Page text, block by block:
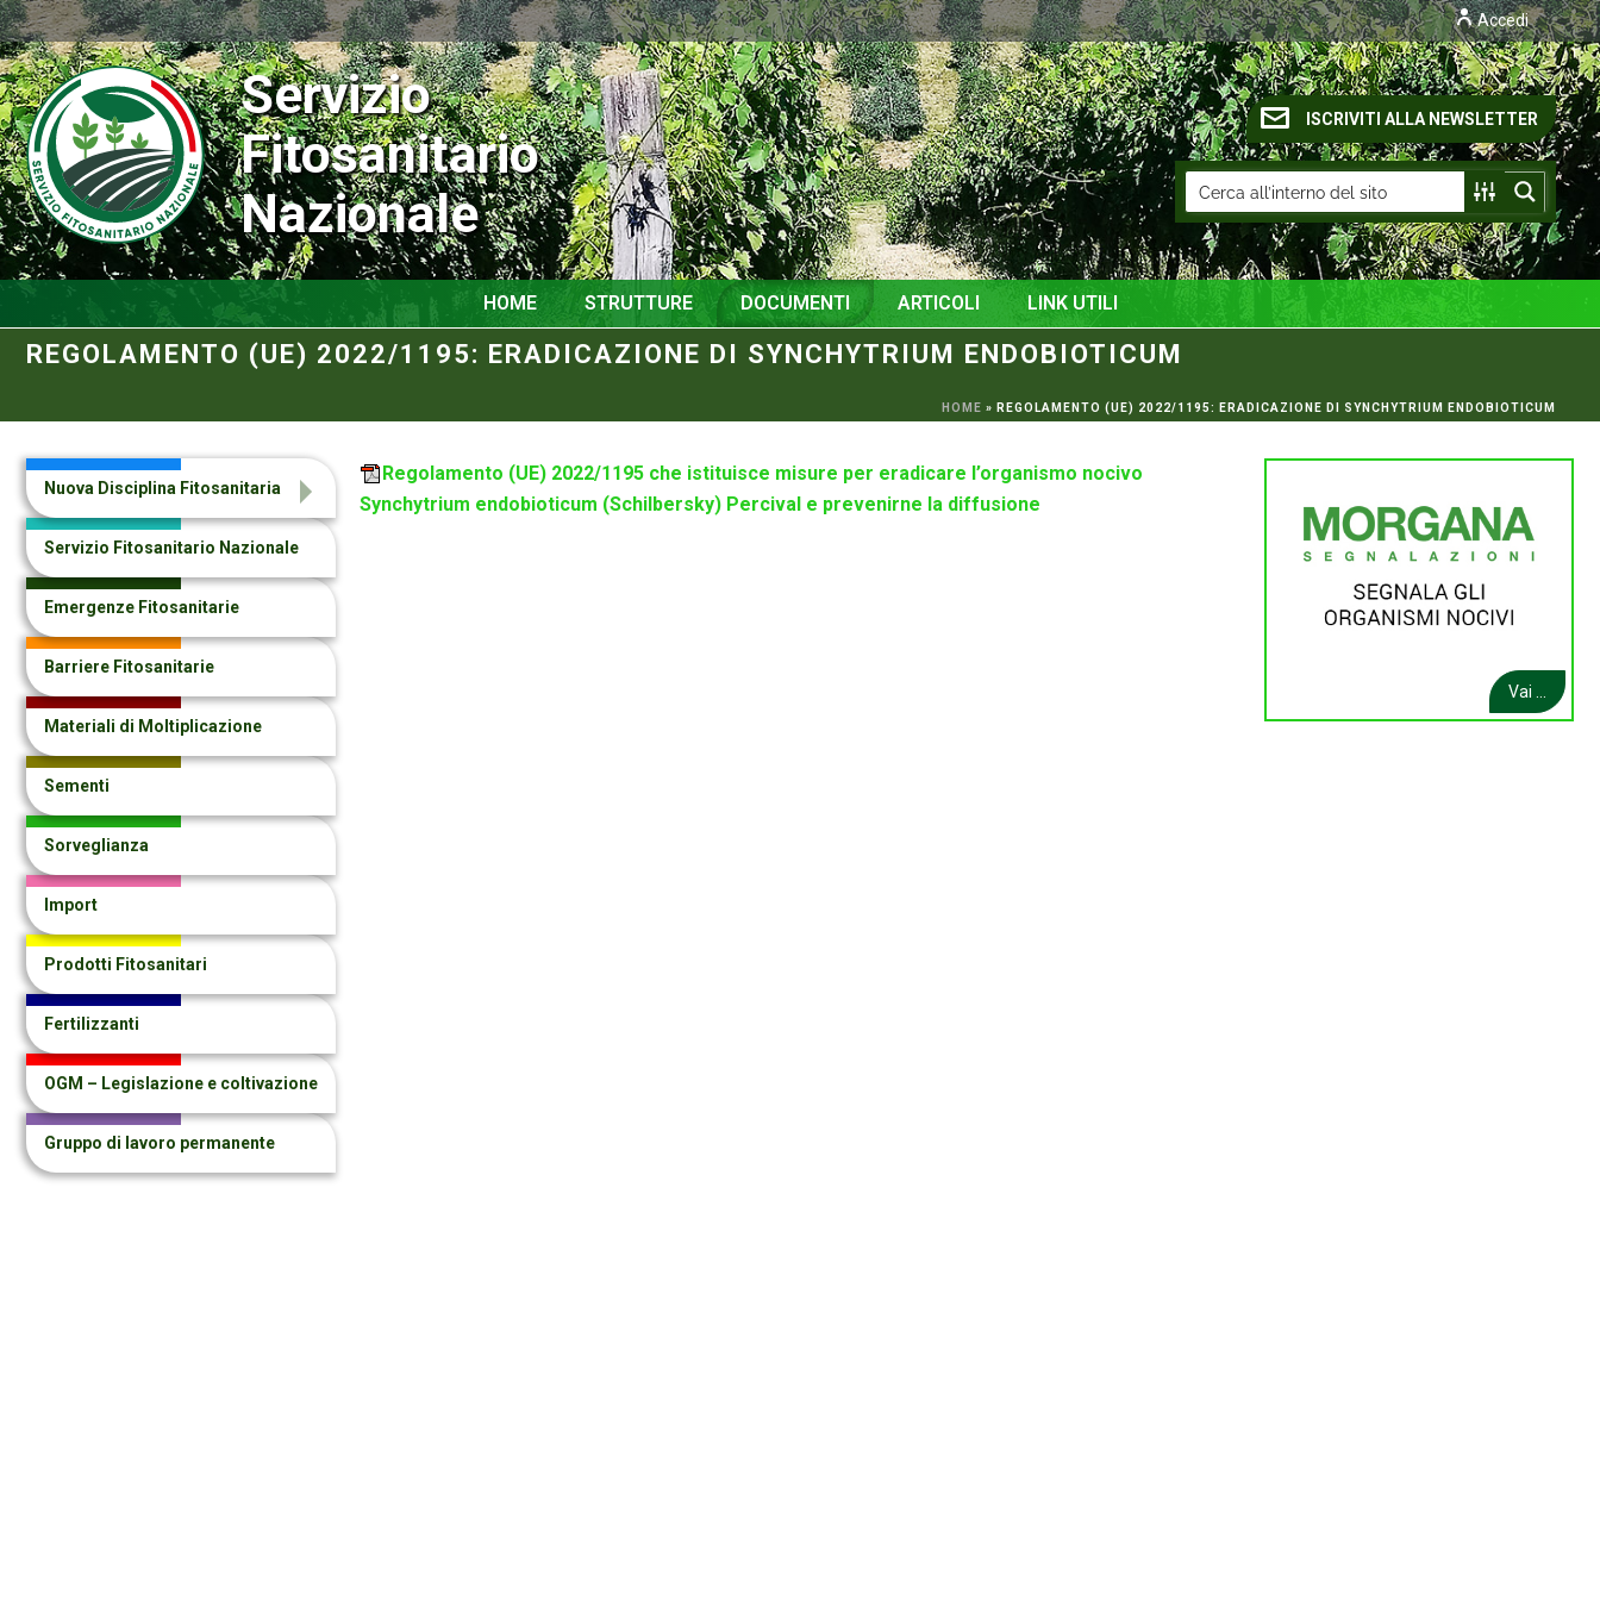
Accedi
Servizio
Fitosanitario
Nazionale
ISCRIVITI ALLA NEWSLETTER
HOME STRUTTURE DOCUMENTI ARTICOLI LINK UTILI
REGOLAMENTO (UE) 2022/1195: ERADICAZIONE DI SYNCHYTRIUM ENDOBIOTICUM
HOME » REGOLAMENTO (UE) 2022/1195: ERADICAZIONE DI SYNCHYTRIUM ENDOBIOTICUM
Regolamento (UE) 2022/1195 che istituisce misure per eradicare l’organismo nocivo
Synchytrium endobioticum (Schilbersky) Percival e prevenirne la diffusione
Nuova Disciplina Fitosanitaria
Servizio Fitosanitario Nazionale
Emergenze Fitosanitarie
Barriere Fitosanitarie
Materiali di Moltiplicazione
Sementi
Sorveglianza
Import
Prodotti Fitosanitari
Fertilizzanti
OGM – Legislazione e coltivazione
Gruppo di lavoro permanente
Vai ...